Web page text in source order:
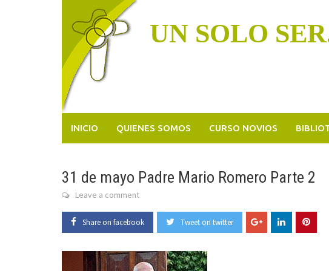
UN SOLO
INICIO QUIENES SOMOS CURSO NOVIOS
31 de mayo Padre Mario Romero Parte 2
Leave a comment
Share on facebook Tweet on twitter